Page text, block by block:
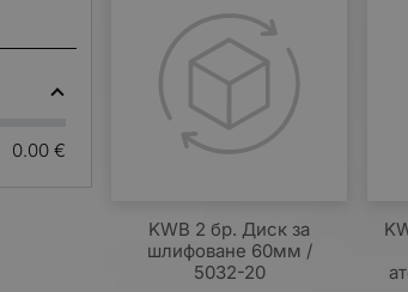
KWB 2 бр. Диск за
шлифоване 60мм /
5032-20
0.00 €